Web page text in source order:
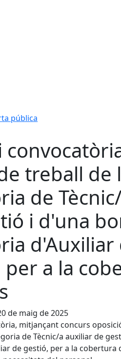
pública
treball de
de
i d'una
d'Auxiliar
per a la
de maig de 2025
mitjançant concurs
de Tècnic/a auxiliar de
de gestió, per a la cobertura